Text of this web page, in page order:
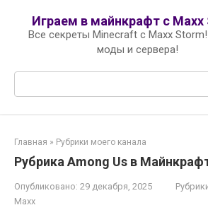
контенту
Играем в майнкрафт с Maxx
Все секреты Minecraft с Maxx
моды и сервера!
Главная » Рубрики моего канала
Рубрика Among Us в
Опубликовано: 29 декабря, 2025
Maxx